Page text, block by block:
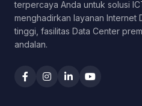
terpercaya Anda untuk solusi
menghadirkan layanan
tinggi, fasilitas Data Center
andalan.